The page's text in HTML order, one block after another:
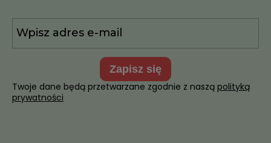
zapisz się
Twoje dane będą przetwarzane zgodnie z naszą polityką
prywatności